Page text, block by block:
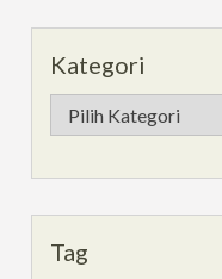
Kategori
Kategori
Tag